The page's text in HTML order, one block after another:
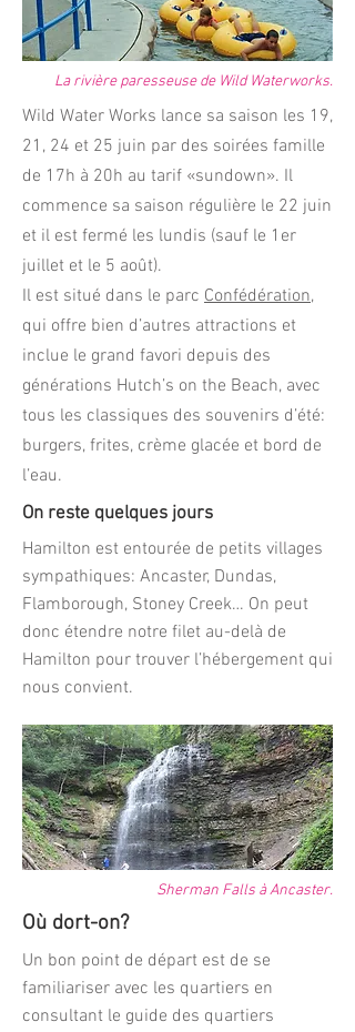
La rivière paresseuse de Wild Waterworks.
Wild Water Works lance sa saison les 19,
21, 24 et 25 juin par des soirées famille
de 17h à 20h au tarif «sundown». Il
commence sa saison régulière le 22 juin
et il est fermé les lundis (sauf le 1er
juillet et le 5 août).
Il est situé dans le parc Confédération,
qui offre bien d’autres attractions et
inclue le grand favori depuis des
générations Hutch’s on the Beach, avec
tous les classiques des souvenirs d’été:
burgers, frites, crème glacée et bord de
l’eau.
On reste quelques jours
Hamilton est entourée de petits villages
sympathiques: Ancaster, Dundas,
Flamborough, Stoney Creek… On peut
donc étendre notre filet au-delà de
Hamilton pour trouver l’hébergement qui
nous convient.
Sherman Falls à Ancaster.
Où dort-on?
Un bon point de départ est de se
familiariser avec les quartiers en
consultant le guide des quartiers